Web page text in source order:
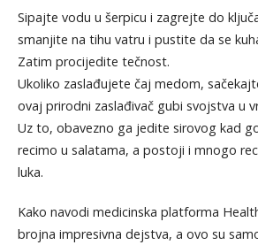
Sipajte vodu u šerpicu i zagrejte do
smanjite na tihu vatru i pustite da se
Zatim procijedite tečnost.
Ukoliko zaslađujete čaj medom,
ovaj prirodni zaslađivač gubi svojstva u
Uz to, obavezno ga jedite sirovog kad
recimo u salatama, a postoji i mnogo
luka.
Kako navodi medicinska platforma
brojna impresivna dejstva, a ovo su